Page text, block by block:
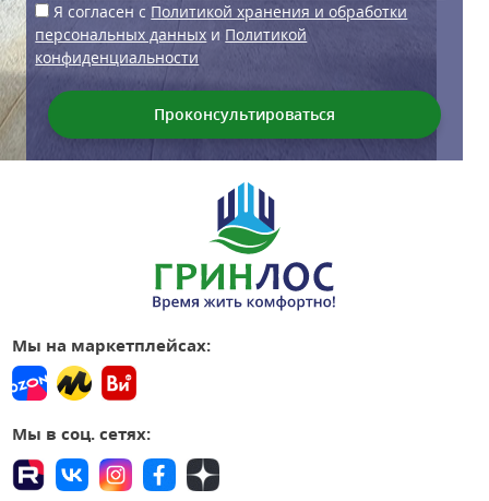
Я согласен с Политикой хранения и обработки
персональных данных и Политикой
конфиденциальности
Мы на маркетплейсах:
Мы в соц. сетях: